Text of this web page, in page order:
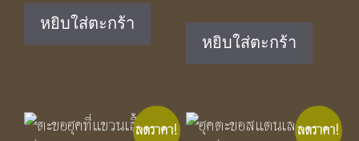
฿1,050.00.
หยิบใส่ตะกร้า
was:
฿500.00.฿329.00.
หยิบใส่ตะกร้า
ลดราคา! ลดราคา!